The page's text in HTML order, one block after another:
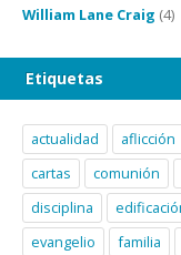
William Lane Craig (4)
Etiquetas
actualidad aflicción
cartas
comunión
disciplina
evangelio
familia